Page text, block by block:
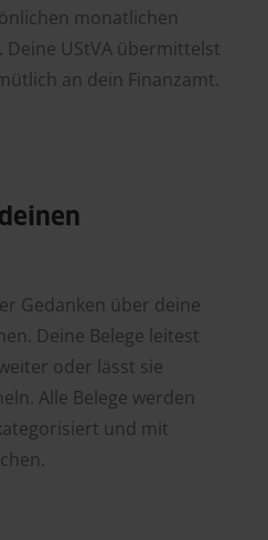
monatlichen
Deine UStVA übermittelst
an dein Finanzamt.
Gedanken über deine
Deine Belege leitest
oder lässt sie
Alle Belege werden
und mit